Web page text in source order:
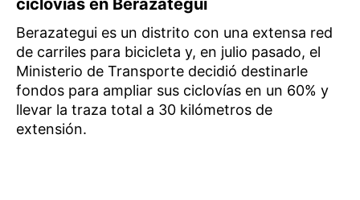
ciclovías en Berazategui
Berazategui es un distrito con una extensa red
de carriles para bicicleta y, en julio pasado, el
Ministerio de Transporte decidió destinarle
fondos para ampliar sus ciclovías en un 60% y
llevar la traza total a 30 kilómetros de
extensión.